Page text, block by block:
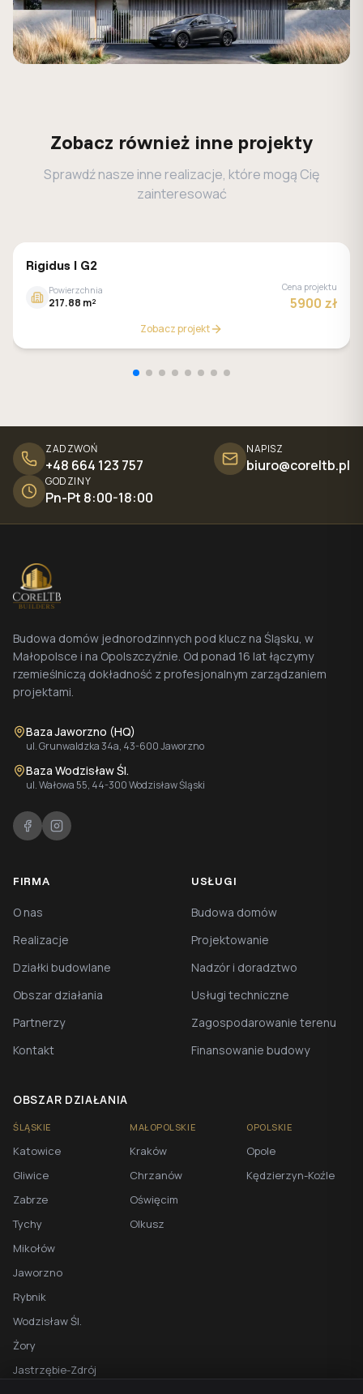
Zobacz również inne projekty
Sprawdź nasze inne realizacje, które mogą Cię
zainteresować
MALACHIT
Rigidus I G2
Powierzchnia
217.88 m²
Cena projektu
5900 zł
Zobacz projekt
ZADZWOŃ
+48 664 123 757
NAPISZ
biuro@coreltb.pl
GODZINY
Pn-Pt 8:00-18:00
Budowa domów jednorodzinnych pod klucz na Śląsku, w
Małopolsce i na Opolszczyźnie. Od ponad 16 lat łączymy
rzemieślniczą dokładność z profesjonalnym zarządzaniem
projektami.
Baza Jaworzno (HQ)
ul. Grunwaldzka 34a, 43-600 Jaworzno
Baza Wodzisław Śl.
ul. Wałowa 55, 44-300 Wodzisław Śląski
FIRMA
O nas
Realizacje
Działki budowlane
Obszar działania
Partnerzy
Kontakt
USŁUGI
Budowa domów
Projektowanie
Nadzór i doradztwo
Usługi techniczne
Zagospodarowanie terenu
Finansowanie budowy
OBSZAR DZIAŁANIA
ŚLĄSKIE
Katowice
Gliwice
Zabrze
Tychy
Mikołów
Jaworzno
Rybnik
Wodzisław Śl.
Żory
Jastrzębie-Zdrój
MAŁOPOLSKIE
Kraków
Chrzanów
Oświęcim
Olkusz
OPOLSKIE
Opole
Kędzierzyn-Koźle